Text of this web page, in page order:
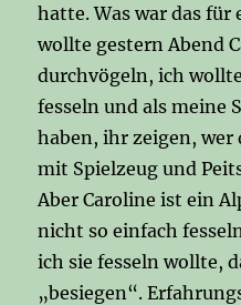
hatte. Was war das für
wollte gestern Abend
durchvögeln, ich
fesseln und als meine
haben, ihr zeigen, wer
mit Spielzeug und
Aber Caroline ist ein
nicht so einfach
ich sie fesseln wollte,
„besiegen“.